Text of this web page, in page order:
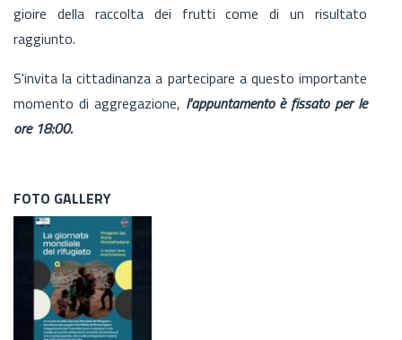
gioire della raccolta dei frutti come di un risultato
raggiunto.
S'invita la cittadinanza a partecipare a questo importante
momento di aggregazione, l'appuntamento è fissato per le
ore 18:00.
FOTO GALLERY